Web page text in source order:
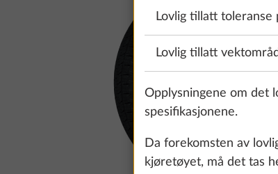
Lovlig tillatt toleranse
Lovlig tillatt
Opplysningene om det
spesifikasjonene.
Da forekomsten av
kjøretøyet, må det tas